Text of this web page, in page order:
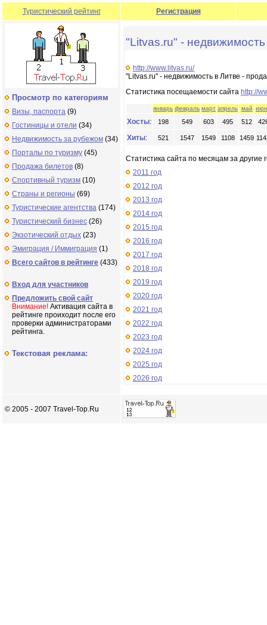
Туристический рейтинг Регистрация
Просмотр по категориям
Визы, паспорта (9)
Гостиницы и отели (34)
Недвижимость за рубежом (34)
Порталы по туризму (45)
Продажа билетов (8)
Спортивный туризм (10)
Страны и регионы (69)
Туристические агентства (174)
Туристический бизнес (26)
Экзотический отдых (23)
Эмиграция / Иммиграция (1)
Всего сайтов в рейтинге (433)
Вход для участников
Предложить свой сайт
Внимание! Активация сайта в
рейтинге проиходит после его
проверки администраторами
рейтинга.
Текстовая реклама:
"Litvas.ru" -
http://www.litvas.ru/
"Litvas.ru" - недвижимость в Литве -
Статистика посещаемости сайта http://
январь февраль март апрель май
Хосты: 198 549 603 495 512
Хиты: 521 1547 1549 1108 1459
Статистика сайта по месяцам за другие
2011 год
2012 год
2013 год
2014 год
2015 год
2016 год
2017 год
2018 год
2019 год
2020 год
2021 год
2022 год
2023 год
2024 год
2025 год
2026 год
© 2005 - 2007 Travel-Top.Ru